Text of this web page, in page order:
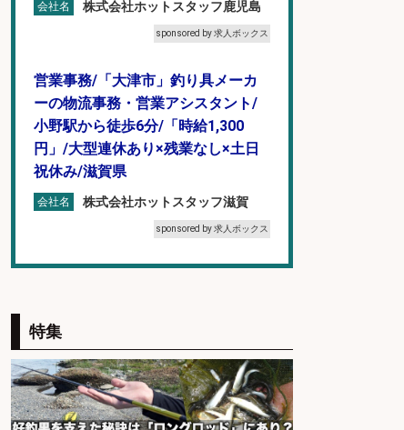
会社名 株式会社ホットスタッフ鹿児島
sponsored by 求人ボックス
営業事務/「大津市」釣り具メーカ
ーの物流事務・営業アシスタント/
小野駅から徒歩6分/「時給1,300
円」/大型連休あり×残業なし×土日
祝休み/滋賀県
会社名 株式会社ホットスタッフ滋賀
sponsored by 求人ボックス
小野駅徒歩6分/「時給1,300円」/大
型連休あり×残業なし×土日祝休み/
滋賀県
会社名 株式会社ホットスタッフ滋賀
sponsored by 求人ボックス
特集